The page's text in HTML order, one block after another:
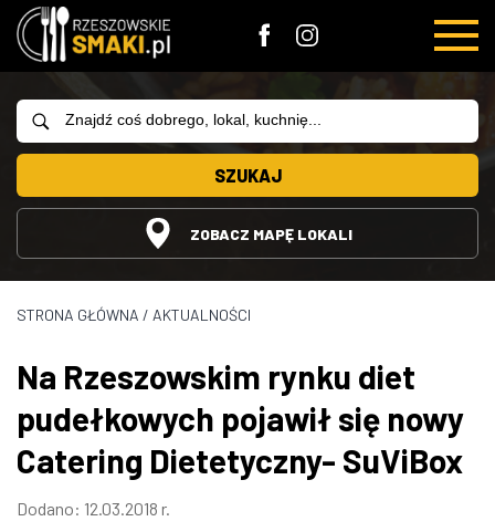
SZUKAJ
ZOBACZ MAPĘ LOKALI
STRONA GŁÓWNA / AKTUALNOŚCI
Na Rzeszowskim rynku diet
pudełkowych pojawił się nowy
Catering Dietetyczny- SuViBox
Dodano: 12.03.2018 r.